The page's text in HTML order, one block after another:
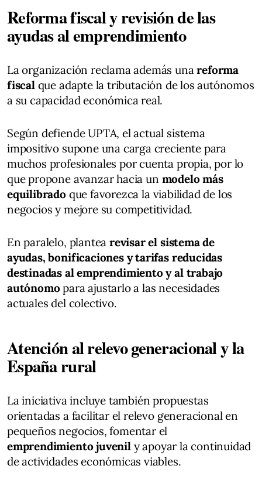
Reforma fiscal y revisión de las
ayudas al emprendimiento
La organización reclama además unareforma
fiscalque adapte la tributación de los autónomos
a su capacidad económica real.
Según defiende UPTA, el actual sistema
impositivo supone una carga creciente para
muchos profesionales por cuenta propia, por lo
que propone avanzar hacia un modelo más
equilibradoque favorezca la viabilidad de los
negocios y mejore su competitividad.
En paralelo, plantea revisar el sistema de
ayudas, bonificaciones y tarifas reducidas
destinadas al emprendimiento y al trabajo
autónomopara ajustarlo a las necesidades
actuales del colectivo.
Atención al relevo generacional y la
España rural
La iniciativa incluye también propuestas
orientadas a facilitar el relevo generacional en
pequeños negocios, fomentar el
emprendimiento juvenil y apoyar la continuidad
de actividades económicas viables.